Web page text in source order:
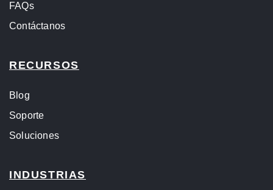
FAQs
Contáctanos
RECURSOS
Blog
Soporte
Soluciones
INDUSTRIAS